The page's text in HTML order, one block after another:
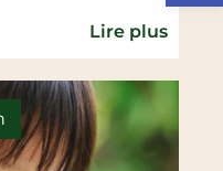
Lire plus